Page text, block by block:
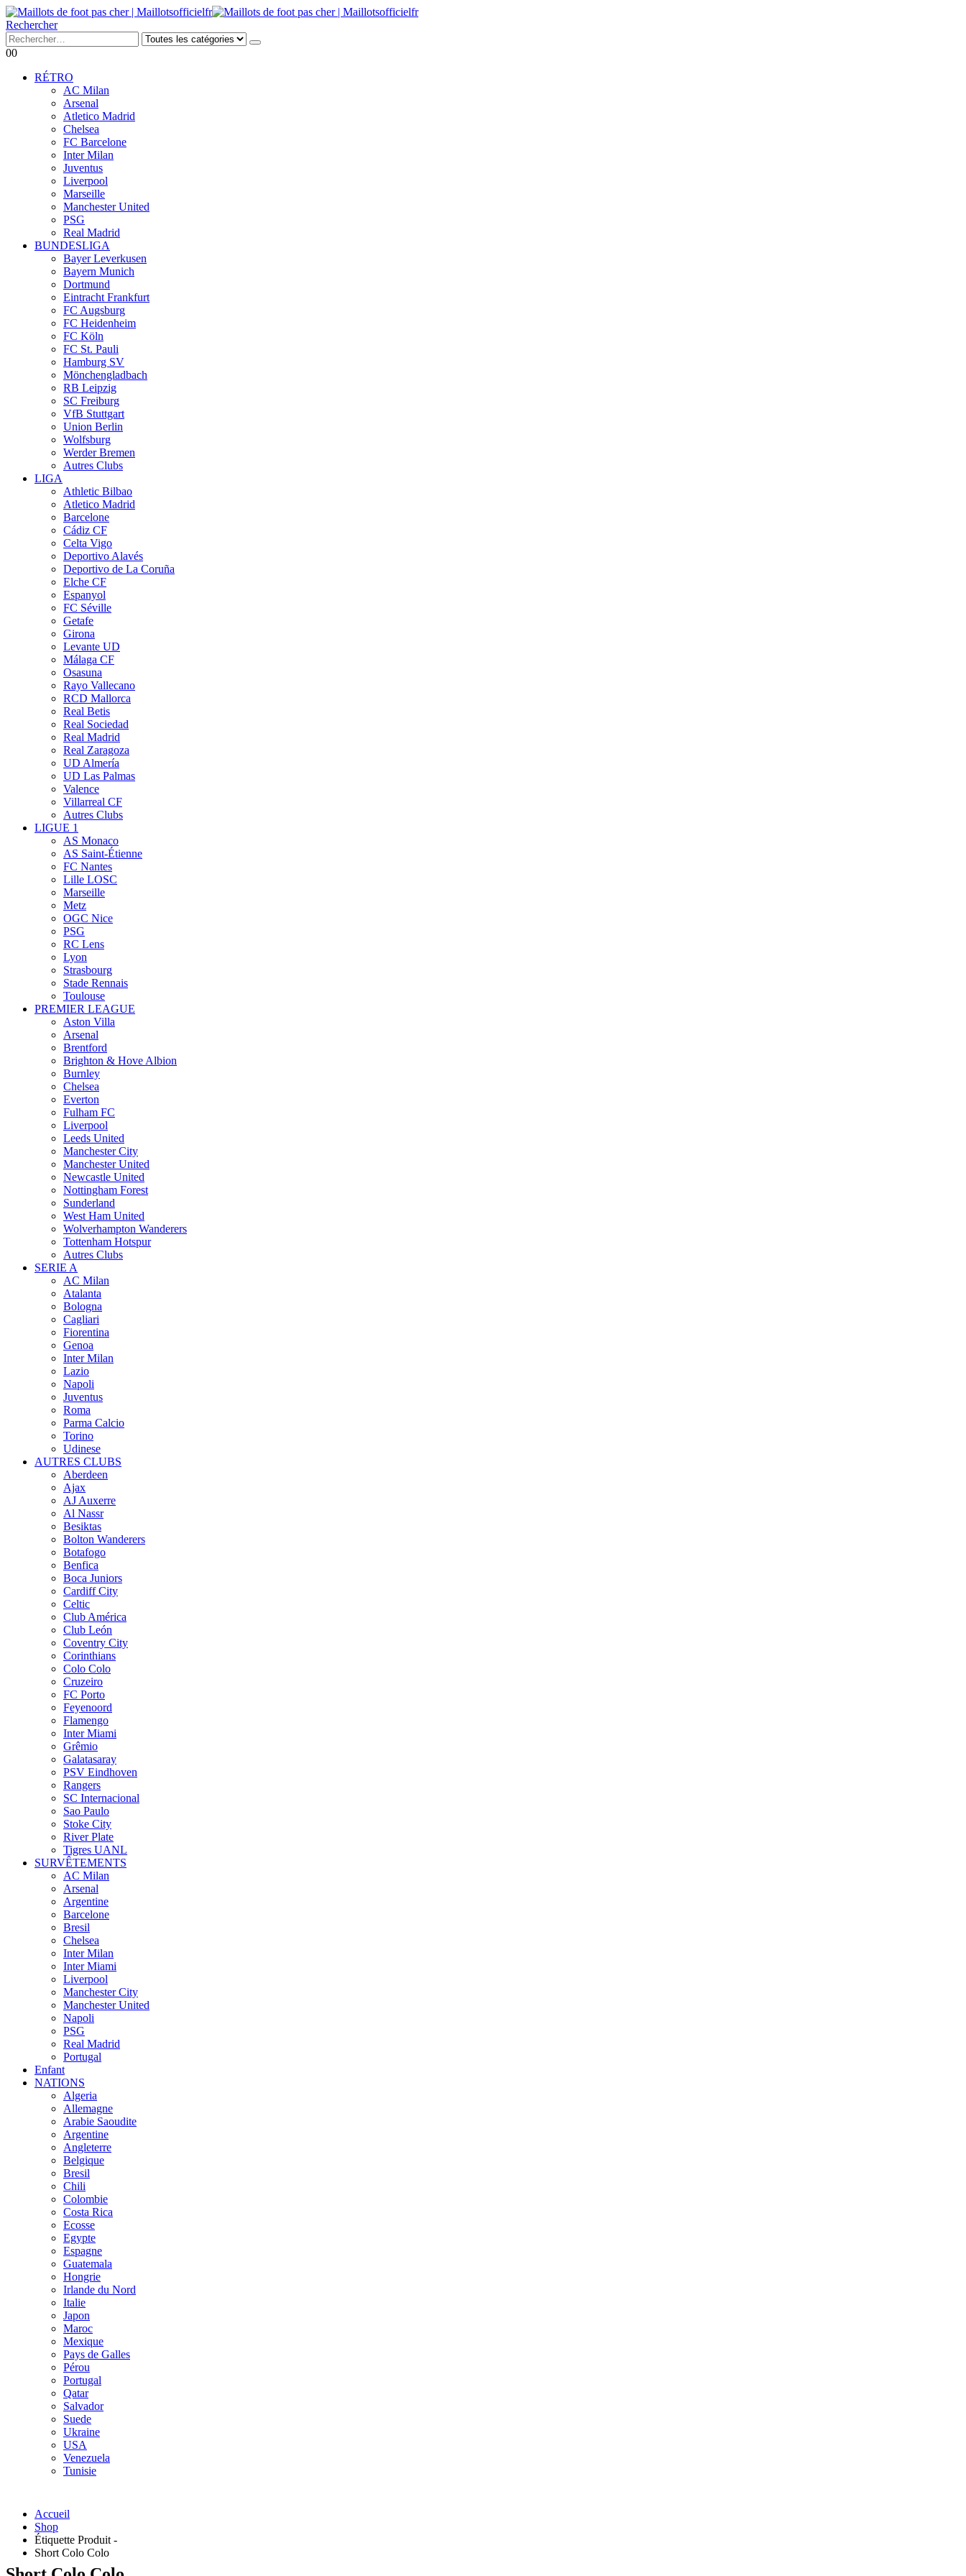
Rechercher
00
RÉTRO
AC Milan
Arsenal
Atletico Madrid
Chelsea
FC Barcelone
Inter Milan
Juventus
Liverpool
Marseille
Manchester United
PSG
Real Madrid
BUNDESLIGA
Bayer Leverkusen
Bayern Munich
Dortmund
Eintracht Frankfurt
FC Augsburg
FC Heidenheim
FC Köln
FC St. Pauli
Hamburg SV
Mönchengladbach
RB Leipzig
SC Freiburg
VfB Stuttgart
Union Berlin
Wolfsburg
Werder Bremen
Autres Clubs
LIGA
Athletic Bilbao
Atletico Madrid
Barcelone
Cádiz CF
Celta Vigo
Deportivo Alavés
Deportivo de La Coruña
Elche CF
Espanyol
FC Séville
Getafe
Girona
Levante UD
Málaga CF
Osasuna
Rayo Vallecano
RCD Mallorca
Real Betis
Real Sociedad
Real Madrid
Real Zaragoza
UD Almería
UD Las Palmas
Valence
Villarreal CF
Autres Clubs
LIGUE 1
AS Monaco
AS Saint-Étienne
FC Nantes
Lille LOSC
Marseille
Metz
OGC Nice
PSG
RC Lens
Lyon
Strasbourg
Stade Rennais
Toulouse
PREMIER LEAGUE
Aston Villa
Arsenal
Brentford
Brighton & Hove Albion
Burnley
Chelsea
Everton
Fulham FC
Liverpool
Leeds United
Manchester City
Manchester United
Newcastle United
Nottingham Forest
Sunderland
West Ham United
Wolverhampton Wanderers
Tottenham Hotspur
Autres Clubs
SERIE A
AC Milan
Atalanta
Bologna
Cagliari
Fiorentina
Genoa
Inter Milan
Lazio
Napoli
Juventus
Roma
Parma Calcio
Torino
Udinese
AUTRES CLUBS
Aberdeen
Ajax
AJ Auxerre
Al Nassr
Besiktas
Bolton Wanderers
Botafogo
Benfica
Boca Juniors
Cardiff City
Celtic
Club América
Club León
Coventry City
Corinthians
Colo Colo
Cruzeiro
FC Porto
Feyenoord
Flamengo
Inter Miami
Grêmio
Galatasaray
PSV Eindhoven
Rangers
SC Internacional
Sao Paulo
Stoke City
River Plate
Tigres UANL
SURVÊTEMENTS
AC Milan
Arsenal
Argentine
Barcelone
Bresil
Chelsea
Inter Milan
Inter Miami
Liverpool
Manchester City
Manchester United
Napoli
PSG
Real Madrid
Portugal
Enfant
NATIONS
Algeria
Allemagne
Arabie Saoudite
Argentine
Angleterre
Belgique
Bresil
Chili
Colombie
Costa Rica
Ecosse
Egypte
Espagne
Guatemala
Hongrie
Irlande du Nord
Italie
Japon
Maroc
Mexique
Pays de Galles
Pérou
Portugal
Qatar
Salvador
Suede
Ukraine
USA
Venezuela
Tunisie
Accueil
Shop
Étiquette Produit -
Short Colo Colo